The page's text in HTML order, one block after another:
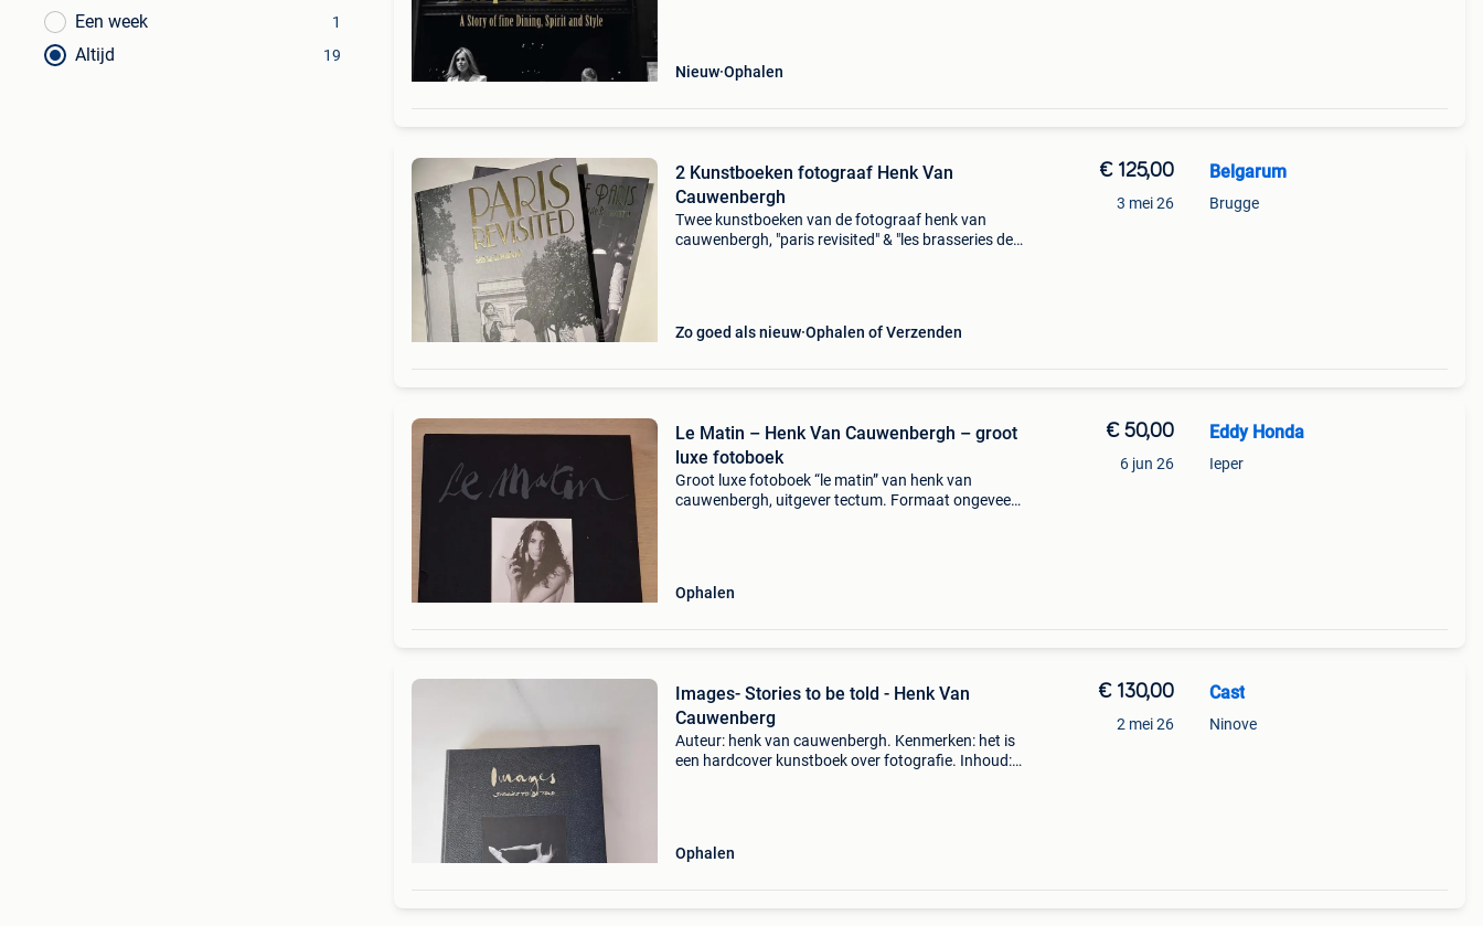
Een week 1
Altijd 19
Nieuw Ophalen
2 Kunstboeken fotograaf Henk Van
Cauwenbergh
Twee kunstboeken van de fotograaf henk van
cauwenbergh, "paris revisited" & "les brasseries de
Zo goed als nieuw Ophalen of Verzenden
€ 125,00
3 mei 26
Belgarum
Brugge
Le Matin – Henk Van Cauwenbergh – groot
luxe fotoboek
Groot luxe fotoboek “le matin” van henk van
cauwenbergh, uitgever tectum. Formaat ongeveer
Ophalen
€ 50,00
6 jun 26
Eddy Honda
Ieper
Images- Stories to be told - Henk Van
Cauwenberg
Auteur: henk van cauwenbergh. Kenmerken: het is
een hardcover kunstboek over fotografie. Inhoud:
Ophalen
€ 130,00
2 mei 26
Cast
Ninove